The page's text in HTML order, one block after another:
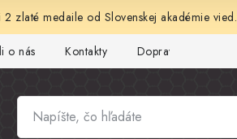
zlaté medaile od Slovenskej akadémie vied.
o nás Kontakty Doprava a platba